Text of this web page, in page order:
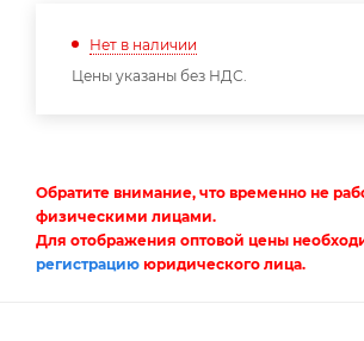
Нет в наличии
Цены указаны без НДС.
Обратите внимание, что временно не
физическими лицами.
Для отображения оптовой цены
регистрацию юридического лица.